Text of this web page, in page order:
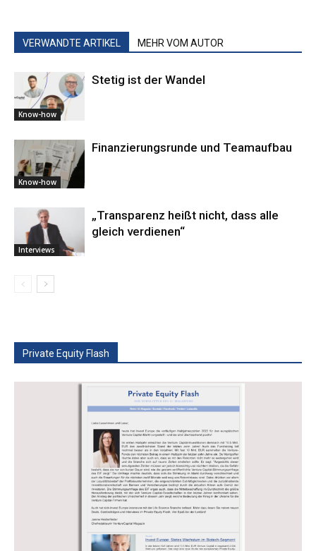
VERWANDTE ARTIKEL MEHR VOM AUTOR
Know-how
Stetig ist der Wandel
Know-how
Finanzierungsrunde und Teamaufbau
Interviews
„Transparenz heißt nicht, dass alle
gleich verdienen“
Private Equity Flash